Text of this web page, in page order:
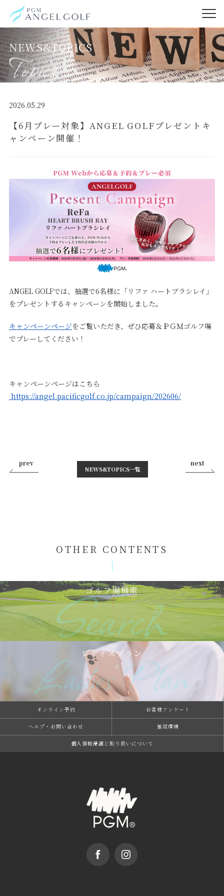
NEWS&TOPICS
2026.05.29
【6月プレー対象】ANGEL GOLFプレゼントキ
ャンペーン開催！
ANGEL GOLFでは、抽選で6名様に「リファ ハートブラシレイ」
をプレゼントするキャンペーンを開始しました。
キャンペーンページをご覧いただき、ぜひ応募＆ＰＧＭゴルフ場
でプレーしてください！
キャンペーンページはこちら
https://angel.pacificgolf.co.jp/campaign/202606/‎
prev next
NEWS&TOPICS⼀覧
OTHER CONTENTS
ゴルフ場検索
レディスプラン
オンライン予約 お客様アンケート
ヘルプ・お問い合わせ 推奨環境
個⼈情報保護と取り扱いについて